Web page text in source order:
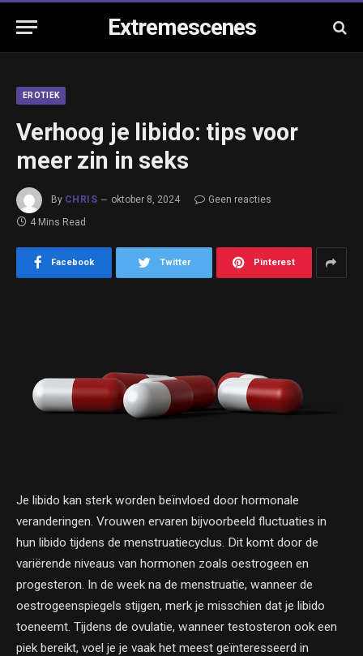
Extremescenes
EROTIEK
Verhoog je libido: tips voor
meer zin in seks
By CHRIS oktober 8, 2024
Geen reacties
4 Mins Read
Facebook Twitter Pinterest
Je libido kan sterk worden beïnvloed door hormonale
veranderingen. Vrouwen ervaren bijvoorbeeld fluctuaties in
hun libido tijdens de menstruatiecyclus. Dit komt door de
variërende niveaus van hormonen zoals oestrogeen en
progesteron. In de week na de menstruatie, wanneer de
oestrogeenspiegels stijgen, merk je misschien dat je libido
toeneemt. Tijdens de ovulatie, wanneer testosteron ook een
piek bereikt, voel je je vaak het meest geïnteresseerd in